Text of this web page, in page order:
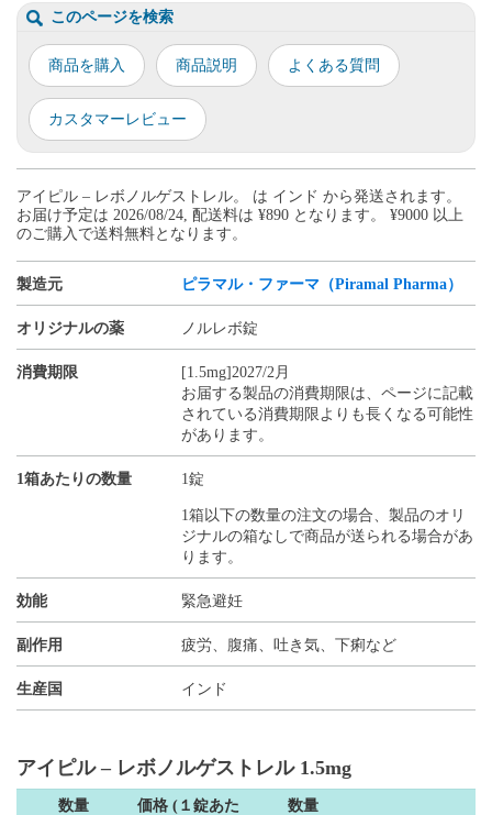
このページを検索
商品を購入 商品説明 よくある質問
カスタマーレビュー
アイピル – レボノルゲストレル。 は インド から発送されます。
お届け予定は 2026/08/24, 配送料は ¥890 となります。 ¥9000 以上
のご購入で送料無料となります。
製造元 ピラマル・ファーマ（Piramal Pharma）
オリジナルの薬 ノルレボ錠
消費期限
[1.5mg]2027/2月
お届する製品の消費期限は、ページに記載
されている消費期限よりも長くなる可能性
があります。
1箱あたりの数量 1錠
1箱以下の数量の注文の場合、製品のオリ
ジナルの箱なしで商品が送られる場合があ
ります。
効能 緊急避妊
副作用 疲労、腹痛、吐き気、下痢など
生産国 インド
アイピル – レボノルゲストレル 1.5mg
数量
価格 (１錠あた
数量